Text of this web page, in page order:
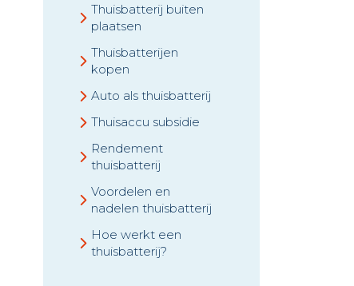
Thuisbatterij buiten
plaatsen
Thuisbatterijen
kopen
Auto als thuisbatterij
Thuisaccu subsidie
Rendement
thuisbatterij
Voordelen en
nadelen thuisbatterij
Hoe werkt een
thuisbatterij?